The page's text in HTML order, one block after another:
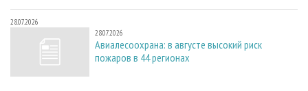
28.07.2026
28.07.2026
Авиалесоохрана: в августе высокий риск
пожаров в 44 регионах